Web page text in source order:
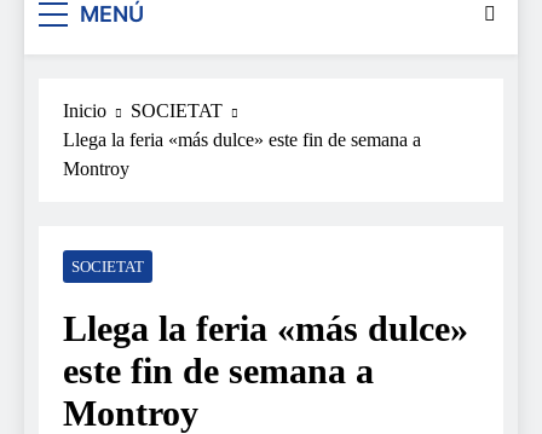
MENÚ
Inicio
SOCIETAT
Llega la feria «más dulce» este fin de semana a
Montroy
SOCIETAT
Llega la feria «más dulce»
este fin de semana a
Montroy